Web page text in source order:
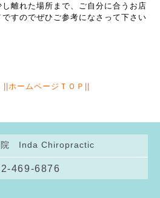
離れた場所まで、ご自分に合うお店
すのでぜひご参考になさって下さい
ホームページＴＯＰ
院 Inda Chiropractic
469-6876